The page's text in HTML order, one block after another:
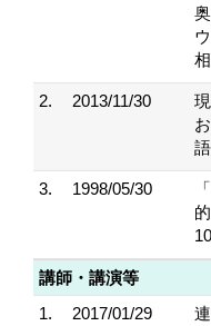
2. 2013/11/30
3. 1998/05/30
講師・講演等
1.
2017/01/29